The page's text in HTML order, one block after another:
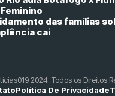
das famílias
cai
2024. Todos os Direitos
Política De Privacidade